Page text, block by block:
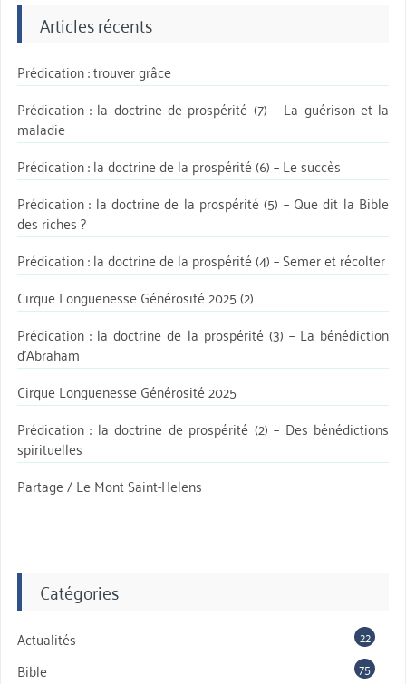
Articles récents
Prédication : trouver grâce
Prédication : la doctrine de prospérité (7) – La guérison et la
maladie
Prédication : la doctrine de la prospérité (6) – Le succès
Prédication : la doctrine de la prospérité (5) – Que dit la Bible
des riches ?
Prédication : la doctrine de la prospérité (4) – Semer et récolter
Cirque Longuenesse Générosité 2025 (2)
Prédication : la doctrine de la prospérité (3) – La bénédiction
d’Abraham
Cirque Longuenesse Générosité 2025
Prédication : la doctrine de prospérité (2) – Des bénédictions
spirituelles
Partage / Le Mont Saint-Helens
Catégories
Actualités 22
Bible 75